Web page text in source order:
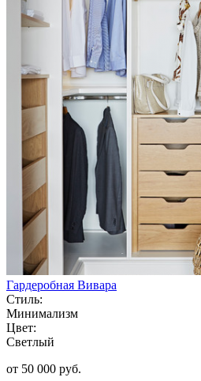
Гардеробная Вивара
Стиль:
Минимализм
Цвет:
Светлый
от 50 000 руб.